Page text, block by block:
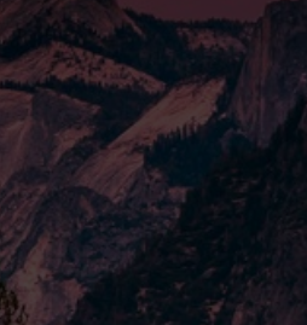
КОНТАКТЫ
Онлайн менеджер
info@preludiiya.ru
TG